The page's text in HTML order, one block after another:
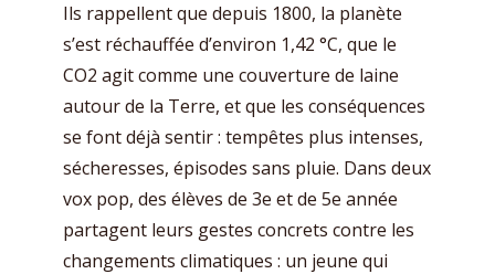
Ils rappellent que depuis 1800, la planète
s’est réchauffée d’environ 1,42 °C, que le
CO2 agit comme une couverture de laine
autour de la Terre, et que les conséquences
se font déjà sentir : tempêtes plus intenses,
sécheresses, épisodes sans pluie. Dans deux
vox pop, des élèves de 3e et de 5e année
partagent leurs gestes concrets contre les
changements climatiques : un jeune qui